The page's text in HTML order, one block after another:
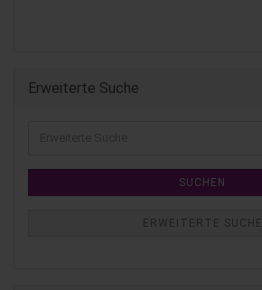
Erweiterte Suche
SUCHEN
ERWEITERTE SUCHE